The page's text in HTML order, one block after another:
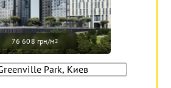
76 608 грн/м2
Park, Киев